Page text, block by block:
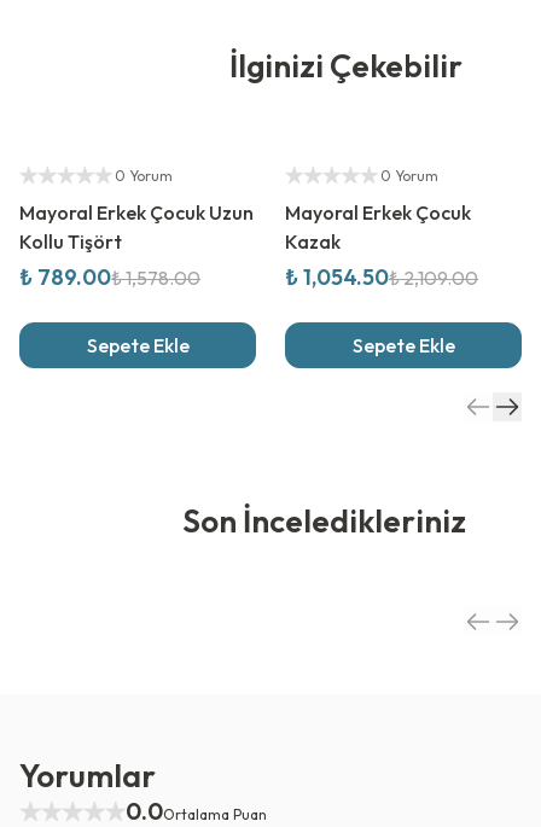
İlginizi Çekebilir
Yetkili Satıcı
0 Yorum
Mayoral Erkek Çocuk Uzun
Kollu Tişört
₺ 789.00₺ 1,578.00
Sepete Ekle
Yetkili Satıcı
0 Yorum
Mayoral Erkek Çocuk
Kazak
₺ 1,054.50₺ 2,109.00
Sepete Ekle
Son İnceledikleriniz
Yorumlar
0.0Ortalama Puan